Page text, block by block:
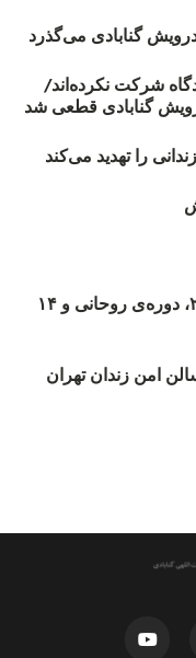
گنابادی می‌گذرد
دادگاه شرکت نکرده‌اند/
را تهدید می‌کند
روند اعدام‌ها در ماه‌های مختلف ۲۰۱۸، دوره‌ی روحانی و ۱۴
امن زندان تهران